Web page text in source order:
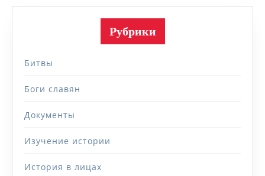
Рубрики
Битвы
Боги славян
Документы
Изучение истории
История в лицах